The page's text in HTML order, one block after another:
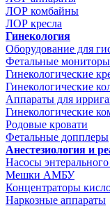
ЛОР комбайны
ЛОР кресла
Гинекология
Оборудование для
Фетальные мониторы
Гинекологические
Гинекологические
Аппараты для
Гинекологические
Родовые кровати
Фетальные допплеры
Анестезиология и
Насосы
Мешки АМБУ
Концентраторы
Наркозные аппараты